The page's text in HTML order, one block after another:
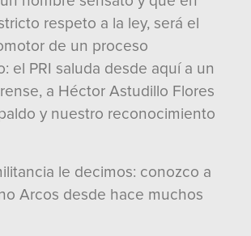
respeto a la ley, será el
de un proceso
el PRI saluda desde aquí a un
a Héctor Astudillo Flores
y nuestro reconocimiento
le decimos: conozco a
Arcos desde hace muchos